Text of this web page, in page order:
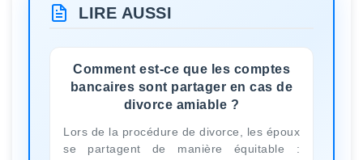
LIRE AUSSI
Comment est-ce que les comptes
bancaires sont partager en cas de
divorce amiable ?
Lors de la procédure de divorce, les époux
se partagent de manière équitable :